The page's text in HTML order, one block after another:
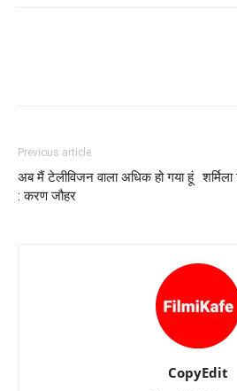
Previous article
अब मैं टेलीविजन वाला अधिक हो गया हूं
: करण जौहर
CopyEdit